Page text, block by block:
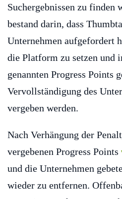
Suchergebnissen zu finden
bestand darin, dass
Unternehmen aufgefordert
die Platform zu setzen und
genannten Progress Points
Vervollständigung des
vergeben werden.
Nach Verhängung der
vergebenen Progress Points
und die Unternehmen
wieder zu entfernen.